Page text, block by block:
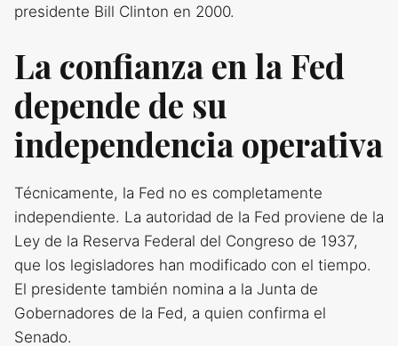
presidente Bill Clinton en 2000.
La confianza en la Fed
depende de su
independencia operativa
Técnicamente, la Fed no es completamente
independiente. La autoridad de la Fed proviene de la
Ley de la Reserva Federal del Congreso de 1937,
que los legisladores han modificado con el tiempo.
El presidente también nomina a la Junta de
Gobernadores de la Fed, a quien confirma el
Senado.